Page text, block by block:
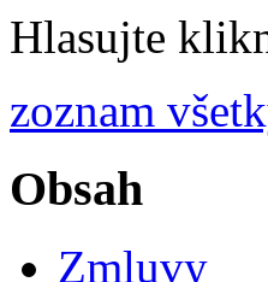
Hlasujte
zoznam
Obsah
Zmluvy